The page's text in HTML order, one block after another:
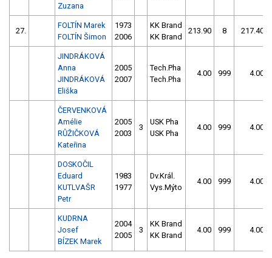
Zuzana
27.
FOLTÍN Marek
FOLTÍN Šimon
1973
2006
KK Brand
KK Brand
213.90 8 217.40
JINDRÁKOVÁ
Anna
JINDRÁKOVÁ
Eliška
2005
2007
Tech.Pha
Tech.Pha
4.00 999 4.00
ČERVENKOVÁ
Amélie
RŮŽIČKOVÁ
Kateřina
2005
2003
3
USK Pha
USK Pha
4.00 999 4.00
DOSKOČIL
Eduard
KUTLVAŠR
Petr
1983
1977
Dv.Král.
Vys.Mýto
4.00 999 4.00
KUDRNA
Josef
BÍZEK Marek
2004
2005
3
KK Brand
KK Brand
4.00 999 4.00